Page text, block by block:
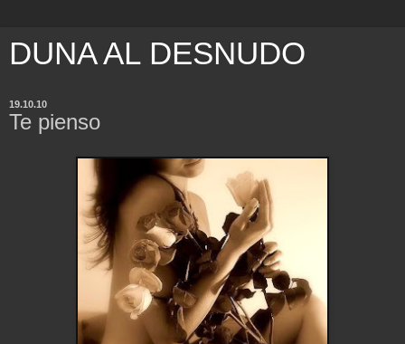
DUNA AL DESNUDO
19.10.10
Te pienso